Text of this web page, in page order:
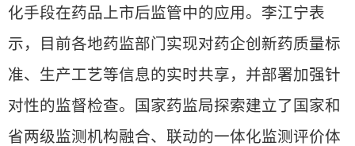
化手段在药品上市后监管中的应用。李江宁表
示，目前各地药监部门实现对药企创新药质量标
准、生产工艺等信息的实时共享，并部署加强针
对性的监督检查。国家药监局探索建立了国家和
省两级监测机构融合、联动的一体化监测评价体